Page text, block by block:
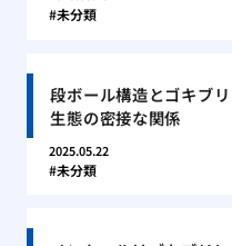
未分類
段ボール構造とゴキブリ
生態の密接な関係
2025.05.22
未分類